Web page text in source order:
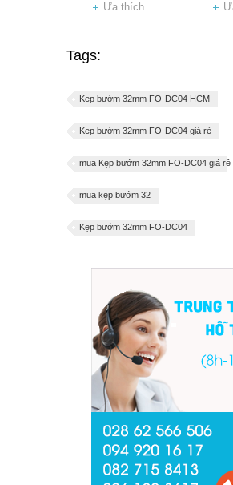
Ưa thích
Tags:
Kẹp bướm 32mm FO-DC04 HCM
Kẹp bướm 32mm FO-DC04 giá rẻ
mua Kẹp bướm 32mm FO-DC04 giá rẻ
mua kẹp bướm 32
Kẹp bướm 32mm FO-DC04